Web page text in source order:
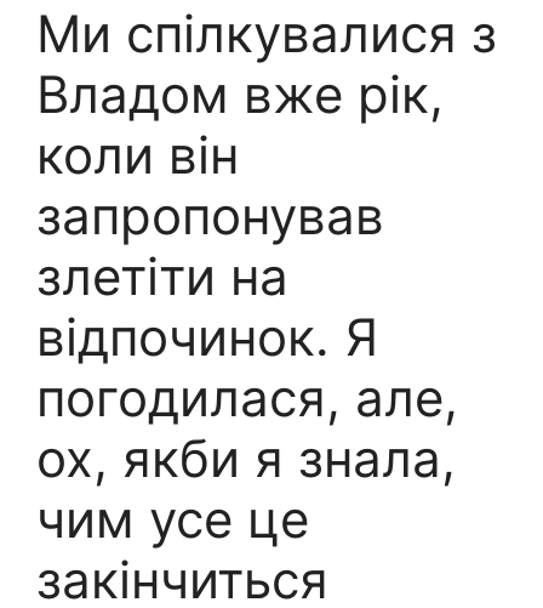
Ми спілкувалися з
Владом вже рік,
коли він
запропонував
злетіти на
відпочинок. Я
погодилася, але,
ох, якби я знала,
чим усе це
закінчиться